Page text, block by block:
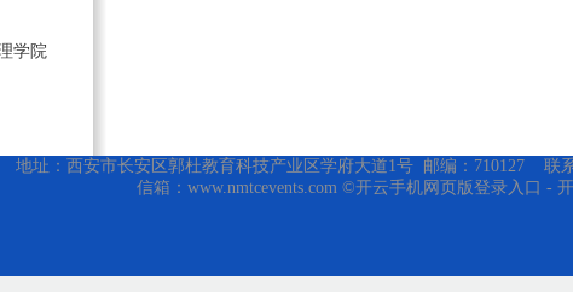
学院
地址：西安市长安区郭杜教育科技产业区学府大道1号 邮编：710127 联
信箱：www.nmtcevents.com ©开云手机网页版登录入口 -